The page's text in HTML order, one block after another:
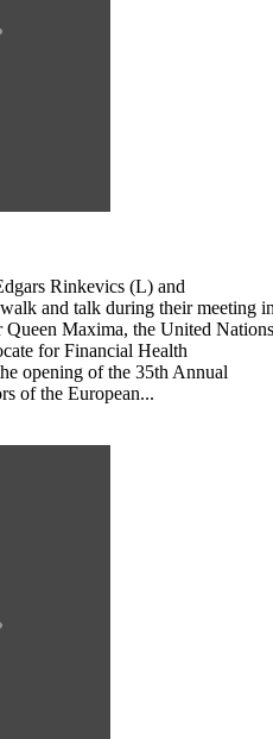
Rinkevics (L) and
and talk during their meeting
Maxima, the United Nations
for Financial Health
opening of the 35th Annual
of the European...